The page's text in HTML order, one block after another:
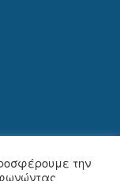
την